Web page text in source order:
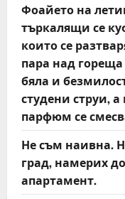
Фоайето на
търкалящи се
които се
пара над
бяла и
студени струи,
парфюм се
Не съм наивна.
град, намерих
апартамент.